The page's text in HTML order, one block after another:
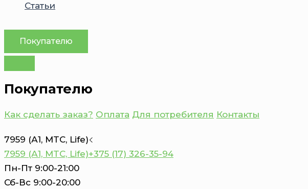
Статьи
Покупателю
Покупателю
Как сделать заказ? Оплата Для потребителя Контакты
7959 (А1, MTC, Life)
7959 (А1, MTC, Life)+375 (17) 326-35-94
Пн-Пт 9:00-21:00
Сб-Вс 9:00-20:00